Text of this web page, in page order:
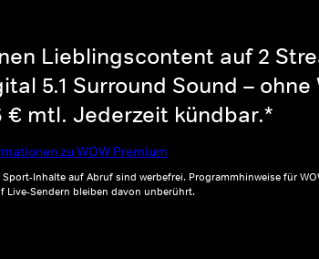
Lieblingscontent auf 2
5.1 Surround Sound –
€ mtl. Jederzeit kündbar.*
zu WOW Premium
Inhalte auf Abruf sind werbefrei. Programmhinweise für
Live-Sendern bleiben davon unberührt.